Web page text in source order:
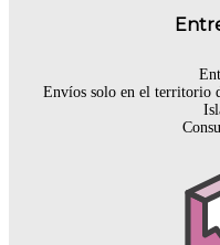
Envíos solo en el territorio